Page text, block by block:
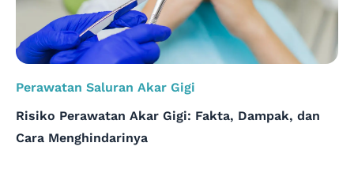
Perawatan Saluran Akar Gigi
Risiko Perawatan Akar Gigi: Fakta, Dampak, dan
Cara Menghindarinya